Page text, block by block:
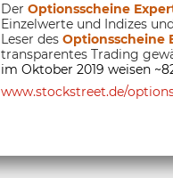
Der Optionsscheine
Einzelwerte und Indizes
Leser des Optionsscheine
transparentes Trading
im Oktober 2019 weisen
www.stockstreet.de/